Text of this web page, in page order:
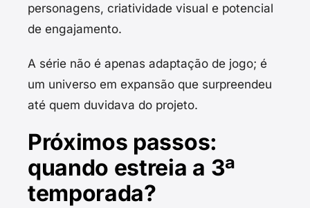
personagens, criatividade visual e potencial
de engajamento.
A série não é apenas adaptação de jogo; é
um universo em expansão que surpreendeu
até quem duvidava do projeto.
Próximos passos:
quando estreia a 3ª
temporada?